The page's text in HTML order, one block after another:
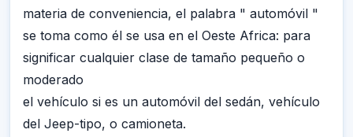
materia de conveniencia, el palabra " automóvil "
se toma como él se usa en el Oeste Africa: para
significar cualquier clase de tamaño pequeño o
moderado
el vehículo si es un automóvil del sedán, vehículo
del Jeep-tipo, o camioneta.